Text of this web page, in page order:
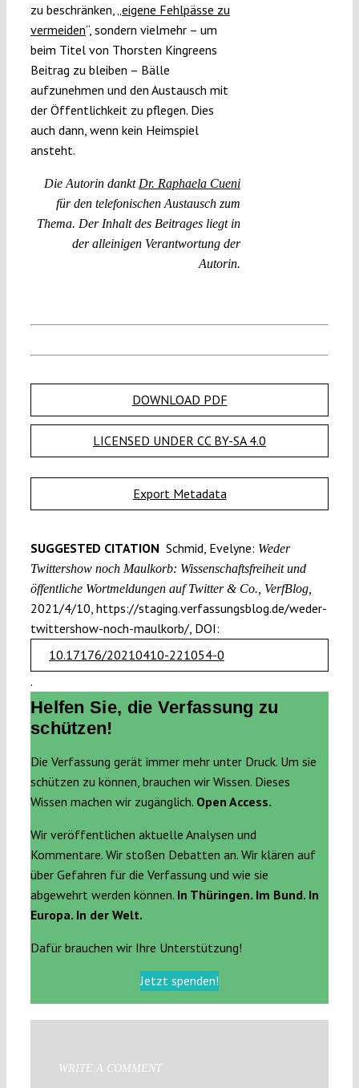
zu beschränken, „ eigene Fehlpässe zu
vermeiden“, sondern vielmehr – um
beim Titel von Thorsten Kingreens
Beitrag zu bleiben – Bälle
aufzunehmen und den Austausch mit
der Öffentlichkeit zu pflegen. Dies
auch dann, wenn kein Heimspiel
ansteht.
Die Autorin dankt Dr. Raphaela Cueni
für den telefonischen Austausch zum
Thema. Der Inhalt des Beitrages liegt in
der alleinigen Verantwortung der
Autorin.
DOWNLOAD PDF
LICENSED UNDER CC BY-SA 4.0
Export Metadata
SUGGESTED CITATION Schmid, Evelyne: Weder
Twittershow noch Maulkorb: Wissenschaftsfreiheit und
öffentliche Wortmeldungen auf Twitter & Co., VerfBlog,
2021/4/10, https://staging.verfassungsblog.de/weder-
twittershow-noch-maulkorb/, DOI:
10.17176/20210410-221054-0
.
Helfen Sie, die Verfassung zu
schützen!
Die Verfassung gerät immer mehr unter Druck. Um sie
schützen zu können, brauchen wir Wissen. Dieses
Wissen machen wir zugänglich. Open Access.
Wir veröffentlichen aktuelle Analysen und
Kommentare. Wir stoßen Debatten an. Wir klären auf
über Gefahren für die Verfassung und wie sie
abgewehrt werden können. In Thüringen. Im Bund. In
Europa. In der Welt.
Dafür brauchen wir Ihre Unterstützung!
Jetzt spenden!
WRITE A COMMENT